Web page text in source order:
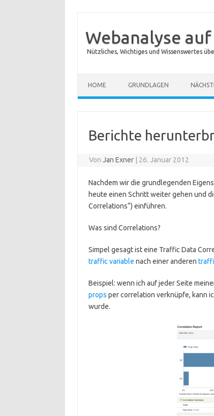
Webanalyse
Nützliches, Wichtiges und Wissenswertes
HOME GRUNDLAGEN
Berichte
VonJan Exner 26. Januar 2012
Nachdem wir die grundlegenden
heute einen Schritt weiter gehen und
Correlations“) einführen.
Was sind Correlations?
Simpel gesagt ist eine Traffic Data
traffic variable nach einer anderen
Beispiel: wenn ich auf jeder Seite
props per correlation verknüpfe, kann
wurde.